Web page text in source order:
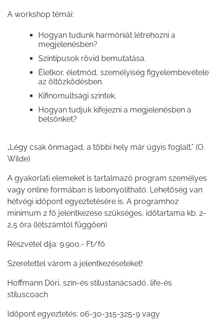
A workshop témái:
Hogyan tudunk harmóniát létrehozni a
megjelenésben?
Színtípusok rövid bemutatása.
Életkor, életmód, személyiség figyelembevétele
az öltözködésben.
Kifinomultsági szintek.
Hogyan tudjuk kifejezni a megjelenésben a
belsőnket?
„Légy csak önmagad, a többi hely már úgyis foglalt.” (O.
Wilde)
A gyakorlati elemeket is tartalmazó program személyes
vagy online formában is lebonyolítható. Lehetőség van
hétvégi időpont egyeztetésére is. A programhoz
minimum 2 fő jelentkezése szükséges, időtartama kb. 2-
2,5 óra (létszámtól függően)
Részvétel díja: 9.900.- Ft/fő
Szeretettel várom a jelentkezéseteket!
Hoffmann Dóri, szín-és stílustanácsadó, life-és
stíluscoach
Időpont egyeztetés: 06-30-315-325-9 vagy